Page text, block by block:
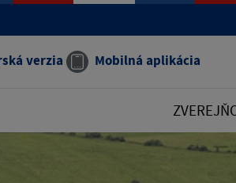
verzia Mobilná aplikácia